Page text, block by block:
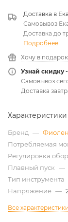
Доставка в
Самовывоз
Доставка до
Подробнее
Хочу в подарок
Узнай скидку
Самовывоз
Доставка
Характеристики
Бренд —
Потребляемая
Регулировка
Плавный пуск —
Тип инструмента
Напряжение —
Все характеристики